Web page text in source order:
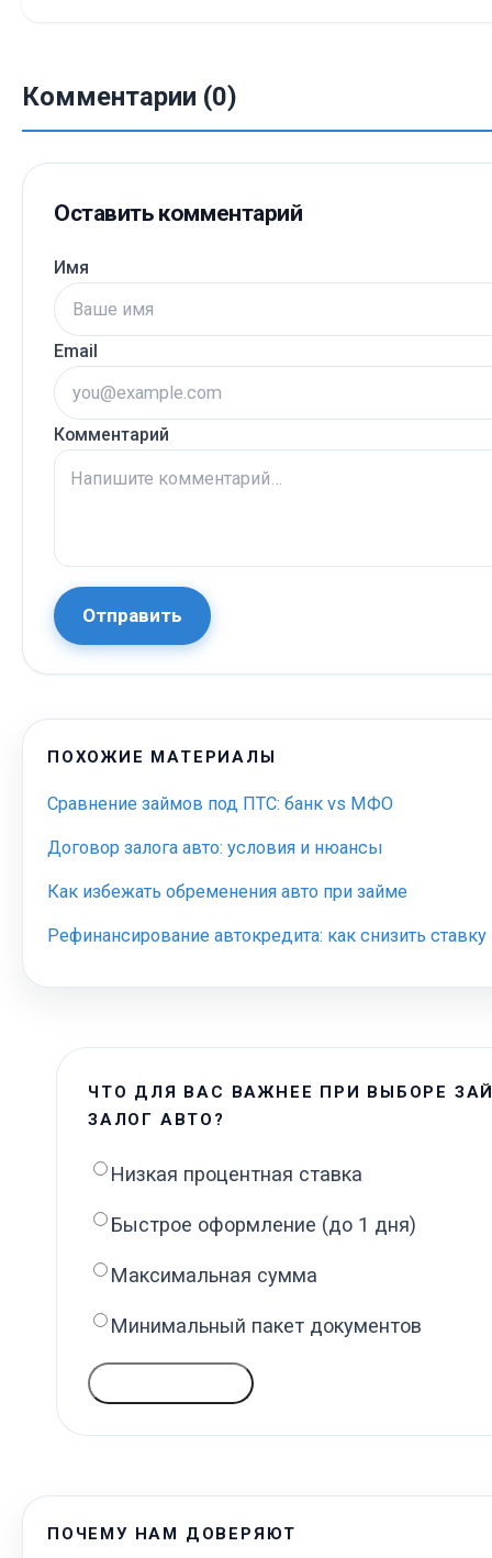
Комментарии (0)
Оставить комментарий
Имя
Email
Комментарий
Отправить
ПОХОЖИЕ МАТЕРИАЛЫ
Сравнение займов под ПТС: банк vs МФО
Договор залога авто: условия и нюансы
Как избежать обременения авто при займе
Рефинансирование автокредита: как снизить ставку
ЧТО ДЛЯ ВАС ВАЖНЕЕ ПРИ ВЫБОРЕ
ЗАЛОГ АВТО?
Низкая процентная ставка
Быстрое оформление (до 1 дня)
Максимальная сумма
Минимальный пакет документов
ПОЧЕМУ НАМ ДОВЕРЯЮТ